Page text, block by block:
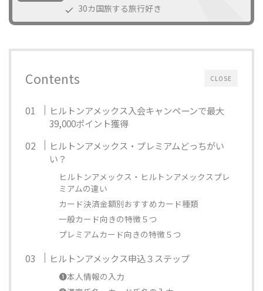
30カ国旅する旅行好き
CLOSE
Contents
ヒルトンアメックス入会キャンペーンで最大
39,000ポイント獲得
ヒルトンアメックス・プレミアムどっちがい
い？
ヒルトンアメックス・ヒルトンアメックスプレ
ミアムの違い
カード決済金額別おすすめカード種類
一般カード向きの特徴５つ
プレミアムカード向きの特徴５つ
ヒルトンアメックス申込３ステップ
❶本人情報の入力